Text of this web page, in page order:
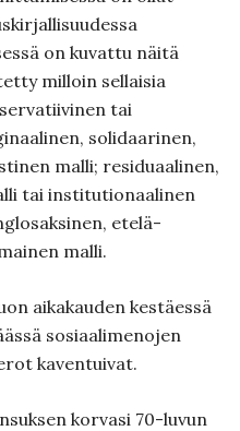
on kuvattu näitä
milloin sellaisia
tai
solidaarinen,
malli; residuaalinen,
tai institutionaalinen
etelä-
malli.
aikakauden kestäessä
sosiaalimenojen
kaventuivat.
korvasi 70-luvun